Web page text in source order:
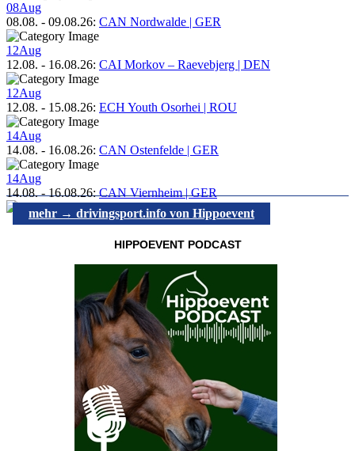
08Aug
08.08. - 09.08.26: CAN Nordwalde | GER
12Aug
12.08. - 16.08.26: CAI Morkov – Raevebjerg | DEN
12Aug
12.08. - 15.08.26: ECH Youth Osorhei | ROU
14Aug
14.08. - 16.08.26: CAN Ostenfelde | GER
14Aug
14.08.-16.08.26:CAN Viernheim | GER
mehr → drivingsport.info von Hippoevent
HIPPOEVENT PODCAST